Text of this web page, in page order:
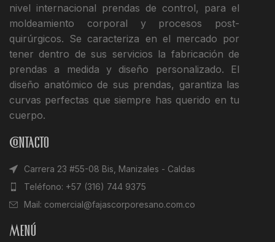
nivel internacional prendas de control, para el
moldeamiento corporal y procesos post-
quirúrgicos. Se caracteriza en el mercado por
tener dentro de sus servicios la fabricación de
prendas a medida y diseño personalizado. El
diseño anatómico de sus prendas, garantiza las
curvas perfectas que siempre has querido en tu
cuerpo.
Contacto
Carrera 23 #55-08 Bis, Manizales - Caldas
Teléfono: +57 (316) 744 9375
Mail: comercial@fajascorporesano.com.co
Menú